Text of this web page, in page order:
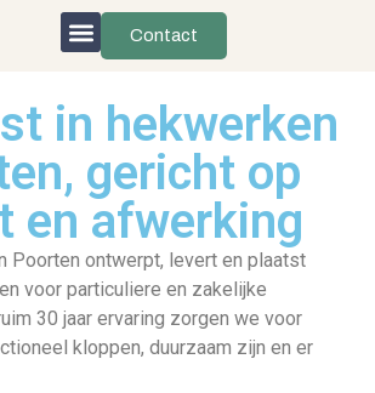
Contact
in hekwerken
gericht op
en afwerking
Poorten ontwerpt, levert en plaatst
voor particuliere en zakelijke
30 jaar ervaring zorgen we voor
kloppen, duurzaam zijn en er